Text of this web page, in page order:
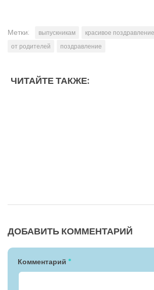
Метки: выпускникам красивое поздравление
от родителей
поздравление
ЧИТАЙТЕ ТАКЖЕ:
ДОБАВИТЬ КОММЕНТАРИЙ
Комментарий *